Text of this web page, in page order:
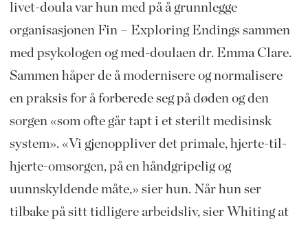
livet-doula var hun med på å grunnlegge
organisasjonen Fin – Exploring Endings sammen
med psykologen og med-doulaen dr. Emma Clare.
Sammen håper de å modernisere og normalisere
en praksis for å forberede seg på døden og den
sorgen «som ofte går tapt i et sterilt medisinsk
system». «Vi gjenoppliver det primale, hjerte-til-
hjerte-omsorgen, på en håndgripelig og
uunnskyldende måte,» sier hun. Når hun ser
tilbake på sitt tidligere arbeidsliv, sier Whiting at